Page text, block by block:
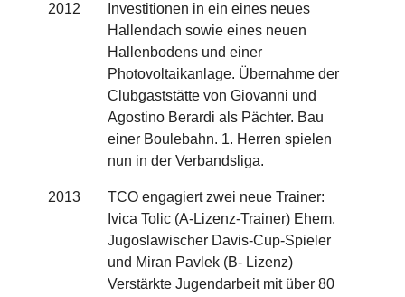
2012
Investitionen in ein eines neues
Hallendach sowie eines neuen
Hallenbodens und einer
Photovoltaikanlage. Übernahme der
Clubgaststätte von Giovanni und
Agostino Berardi als Pächter. Bau
einer Boulebahn. 1. Herren spielen
nun in der Verbandsliga.
2013
TCO engagiert zwei neue Trainer:
Ivica Tolic (A-Lizenz-Trainer) Ehem.
Jugoslawischer Davis-Cup-Spieler
und Miran Pavlek (B- Lizenz)
Verstärkte Jugendarbeit mit über 80